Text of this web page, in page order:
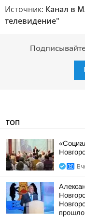
Источник: Канал в
телевидение"
ТОП
прошло